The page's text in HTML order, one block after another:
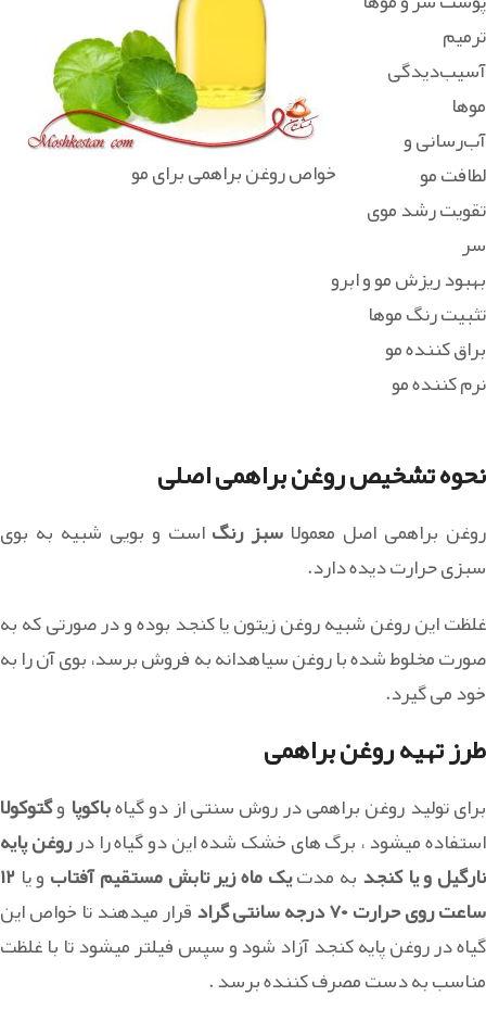
خواص روغن براهمی برای مو
ترمیم
آسیب‌دیدگی
موها
آب‌رسانی و
لطافت مو
تقویت رشد موی
سر
بهبود ریزش مو و ابرو
تثبیت رنگ موها
براق کننده مو
نرم کننده مو
نحوه تشخیص روغن براهمی اصلی
روغن براهمی اصل معمولا سبز رنگاست و بویی شبیه به بوی
سبزی حرارت دیده دارد.
غلظت این روغن شبیه روغن زیتون یا کنجد بوده و در صورتی که به
صورت مخلوط شده با روغن سیاهدانه به فروش برسد، بوی آن را به
خود می گیرد.
طرز تهیه روغن براهمی
برای تولید روغن براهمی در روش سنتی از دو گیاهباکوپا وگتوکولا
استفاده میشود ، برگ های خشک شده این دو گیاه را درروغن پایه
نارگیل و یا کنجدبه مدتیک ماه زیر تابش مستقیم آفتابو یا۱۲
ساعت روی حرارت ۷۰ درجه سانتی گراد
قرار میدهند تا خواص این
گیاه در روغن پایه کنجد آزاد شود و سپس فیلتر میشود تا با غلظت
مناسب به دست مصرف کننده برسد .